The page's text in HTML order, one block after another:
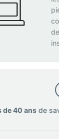
de 40 ans de